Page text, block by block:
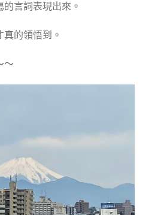
言詞表現出來。
的領悟到。
～